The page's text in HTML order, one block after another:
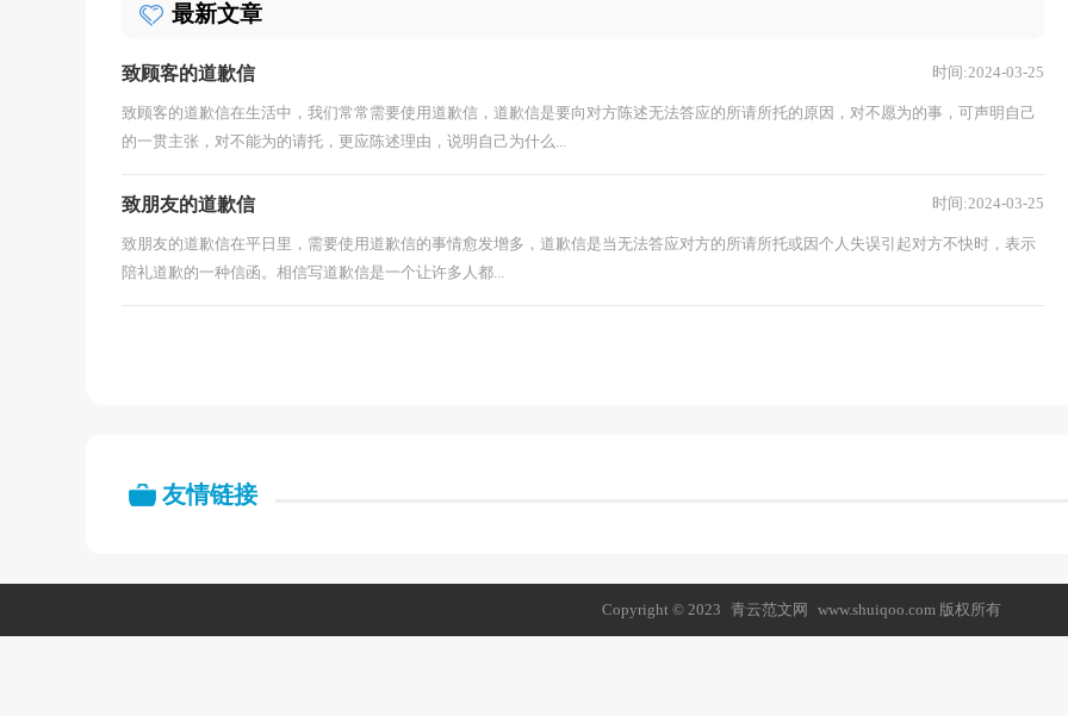
最新文章
致顾客的道歉信 时间:2024-03-25
致顾客的道歉信在生活中，我们常常需要使用道歉信，道歉信是要向对方陈述无法答应的所请所托的原因，对不愿为的事，可声明自己
的一贯主张，对不能为的请托，更应陈述理由，说明自己为什么...
致朋友的道歉信 时间:2024-03-25
致朋友的道歉信在平日里，需要使用道歉信的事情愈发增多，道歉信是当无法答应对方的所请所托或因个人失误引起对方不快时，表示
陪礼道歉的一种信函。相信写道歉信是一个让许多人都...
友情链接
Copyright © 2023 青云范文网 www.shuiqoo.com 版权所有